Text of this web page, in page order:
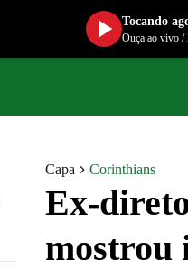
Capa Corinthians
Ex-
mostrou
Tocando
Ouça ao vivo/